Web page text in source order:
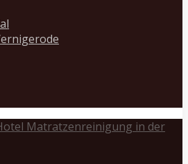
Matratzenreinigung in der